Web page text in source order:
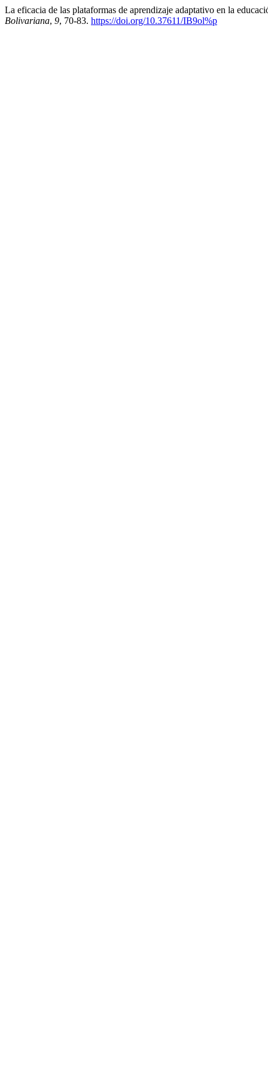
La eficacia de las plataformas de aprendizaje adaptativo en la
Bolivariana, 9, 70-83. https://doi.org/10.37611/IB9ol%p